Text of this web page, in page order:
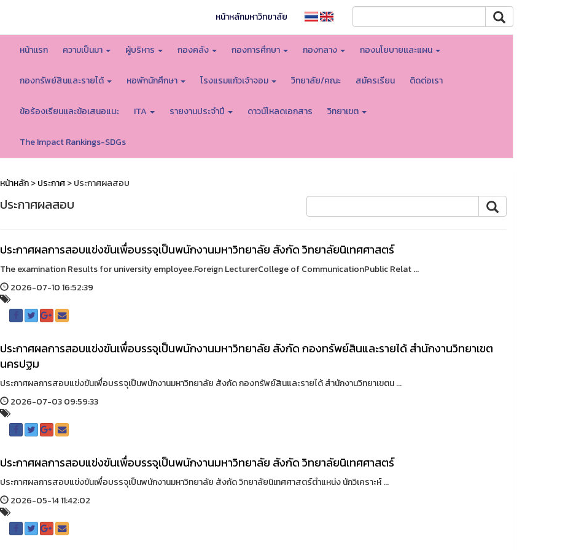
หน้าหลักมหาวิทยาลัย
หน้าเเรก ความเป็นมา ผู้บริหาร กองคลัง กองการศึกษา กองกลาง กองนโยบายเเละแผน
กองทรัพย์สินและรายได้ หอพักนักศึกษา โรงแรมแก้วเจ้าจอม วิทยาลัย/คณะ สมัครเรียน ติดต่อเรา
ข้อร้องเรียนเเละข้อเสนอแนะ ITA รายงานประจำปี ดาวน์โหลดเอกสาร วิทยาเขต
The Impact Rankings-SDGs
หน้าหลัก>ประกาศ> ประกาศผลสอบ
ประกาศผลสอบ
ประกาศผลการสอบแข่งขันเพื่อบรรจุเป็นพนักงานมหาวิทยาลัย สังกัด วิทยาลัยนิเทศศาสตร์
The examination Results for university employee.Foreign LecturerCollege of CommunicationPublic Relat ...
2026-07-10 16:52:39
ประกาศผลการสอบแข่งขันเพื่อบรรจุเป็นพนักงานมหาวิทยาลัย สังกัด กองทรัพย์สินและรายได้ สำนักงานวิทยาเขต
นครปฐม
ประกาศผลการสอบแข่งขันเพื่อบรรจุเป็นพนักงานมหาวิทยาลัย สังกัด กองทรัพย์สินและรายได้ สำนักงานวิทยาเขตน ...
2026-07-03 09:59:33
ประกาศผลการสอบแข่งขันเพื่อบรรจุเป็นพนักงานมหาวิทยาลัย สังกัด วิทยาลัยนิเทศศาสตร์
ประกาศผลการสอบแข่งขันเพื่อบรรจุเป็นพนักงานมหาวิทยาลัย สังกัด วิทยาลัยนิเทศศาสตร์ตำแหน่ง นักวิเคราะห์ ...
2026-05-14 11:42:02